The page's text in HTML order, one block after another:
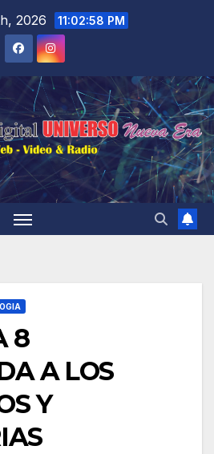
2026 11:02:59 PM
8
A LOS
Y